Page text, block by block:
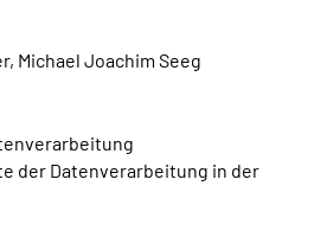
(DGS)
Michael Joachim Seeg
der Datenverarbeitung in der